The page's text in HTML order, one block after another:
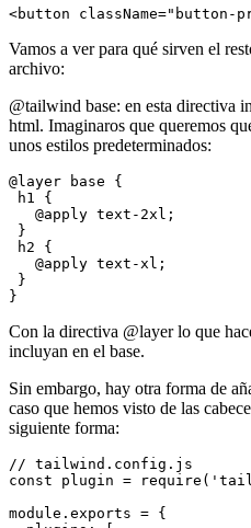
Vamos a ver para qué sirven el
archivo:
@tailwind base: en esta directiva
html. Imaginaros que queremos
unos estilos predeterminados:
@layer base {
h1 {
   @apply text-2xl;
}
h2 {
   @apply text-xl;
}
Con la directiva @layer lo que
incluyan en el base.
Sin embargo, hay otra forma de
caso que hemos visto de las
siguiente forma:
// tailwind.config.js
const plugin =
module.exports = {